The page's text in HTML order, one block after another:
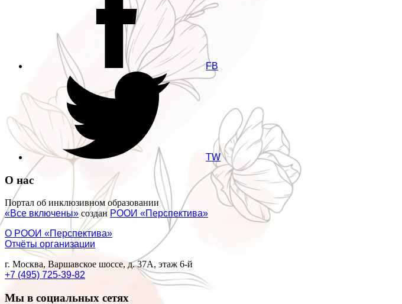
FB
TW
О нас
Портал об инклюзивном образовании
«Все включены» создан РООИ «Перспектива»
О РООИ «Перспектива»
Отчёты организации
г. Москва, Варшавское шоссе, д. 37А, этаж 6-й
+7 (495) 725-39-82
Мы в социальных сетях